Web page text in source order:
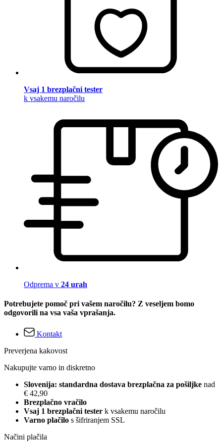
Vsaj 1 brezplačni tester
k vsakemu naročilu
Odprema v 24 urah
Potrebujete pomoč pri vašem naročilu? Z veseljem bomo
odgovorili na vsa vaša vprašanja.
Kontakt
Preverjena kakovost
Nakupujte varno in diskretno
Slovenija: standardna dostava brezplačna za pošiljke nad
€ 42,90
Brezplačno vračilo
Vsaj 1 brezplačni tester k vsakemu naročilu
Varno plačilo s šifriranjem SSL
Načini plačila